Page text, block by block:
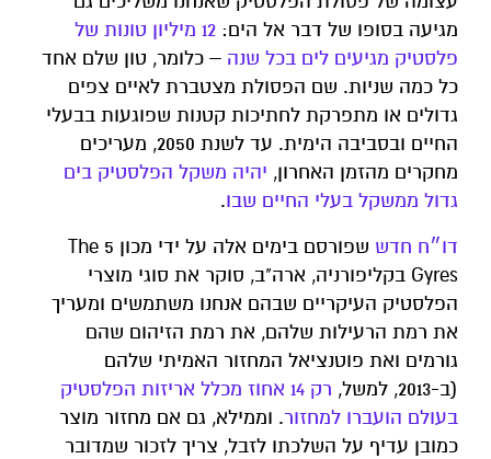
מגיעה בסופו של דבר אל הים:
12 מיליון טונות של
פלסטיק מגיעים לים בכל שנה – כלומר, טון שלם אחד
כל כמה שניות. שם הפסולת מצטברת לאיים צפים
גדולים או מתפרקת לחתיכות קטנות שפוגעות בבעלי
החיים ובסביבה הימית. עד לשנת 2050, מעריכים
מחקרים מהזמן האחרון, יהיה משקל הפלסטיק בים
גדול ממשקל בעלי החיים שבו.
דו״ח חדש
שפורסם בימים אלה על ידי מכון The 5
Gyres בקליפורניה, ארה"ב, סוקר את סוגי מוצרי
הפלסטיק העיקריים שבהם אנחנו משתמשים ומעריך
את רמת הרעילות שלהם, את רמת הזיהום שהם
גורמים ואת פוטנציאל המחזור האמיתי שלהם
(ב-2013, למשל,
רק 14 אחוז מכלל אריזות הפלסטיק
בעולם הועברו למחזור. וממילא, גם אם מחזור מוצר
כמובן עדיף על השלכתו לזבל, צריך לזכור שמדובר